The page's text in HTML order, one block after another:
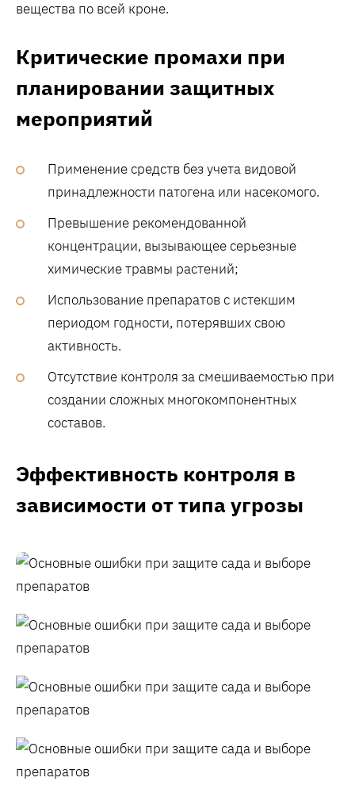
вещества по всей кроне.
Критические промахи при
планировании защитных
мероприятий
Применение средств без учета видовой
принадлежности патогена или насекомого.
Превышение рекомендованной
концентрации, вызывающее серьезные
химические травмы растений;
Использование препаратов с истекшим
периодом годности, потерявших свою
активность.
Отсутствие контроля за смешиваемостью при
создании сложных многокомпонентных
составов.
Эффективность контроля в
зависимости от типа угрозы